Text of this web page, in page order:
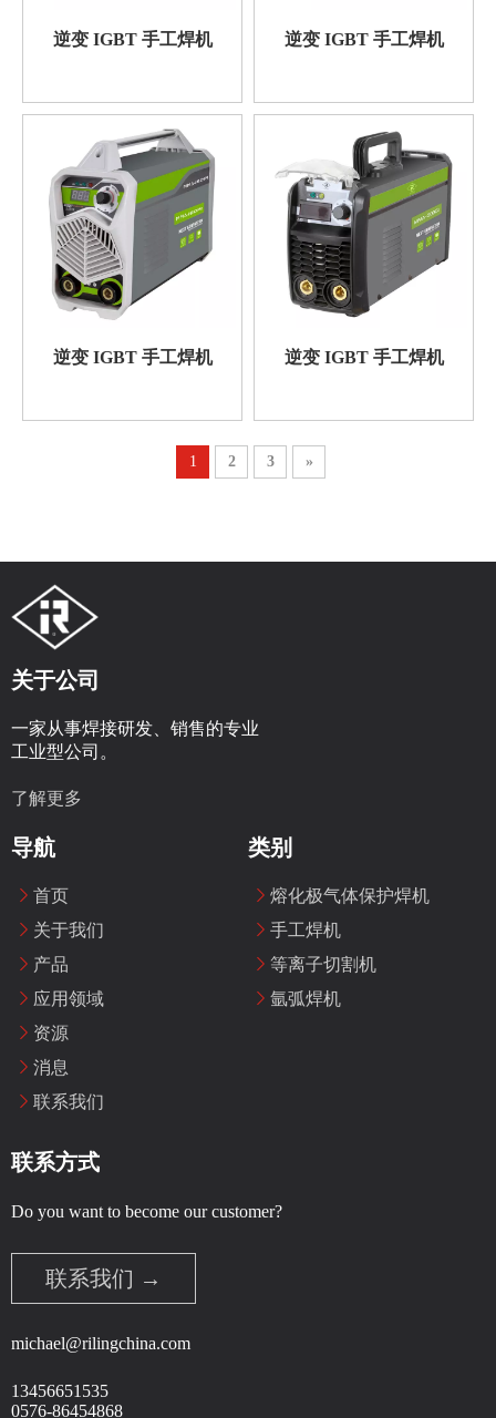
逆变 IGBT 手工焊机 逆变 IGBT 手工焊机
逆变 IGBT 手工焊机 逆变 IGBT 手工焊机
1 2 3 »
关于公司
一家从事焊接研发、销售的专业
工业型公司。
了解更多
导航
首页
关于我们
产品
应用领域
资源
消息
联系我们
类别
熔化极气体保护焊机
手工焊机
等离子切割机
氩弧焊机
联系方式
Do you want to become our customer?
联系我们 →
michael@rilingchina.com
13456651535
0576-86454868